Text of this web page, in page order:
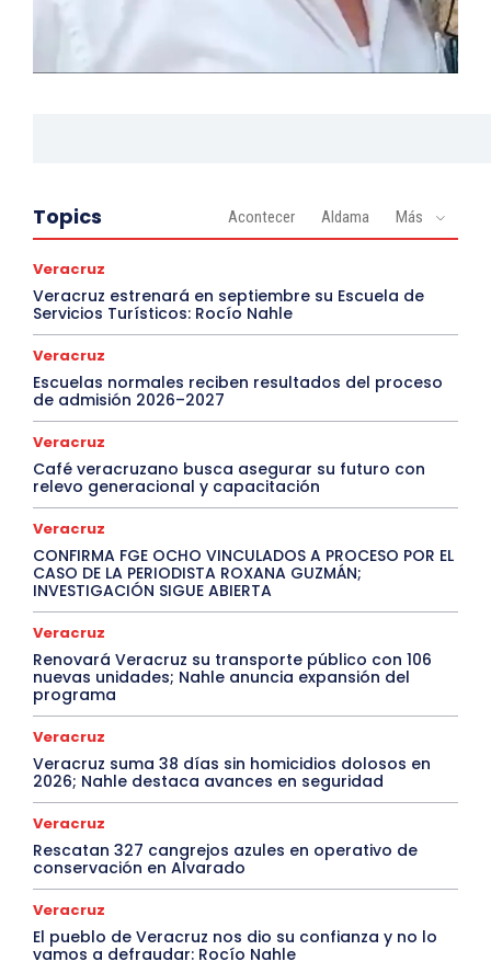
Topics Acontecer Aldama Más
Veracruz
Veracruz estrenará en septiembre su Escuela de
Servicios Turísticos: Rocío Nahle
Veracruz
Escuelas normales reciben resultados del proceso
de admisión 2026–2027
Veracruz
Café veracruzano busca asegurar su futuro con
relevo generacional y capacitación
Veracruz
CONFIRMA FGE OCHO VINCULADOS A PROCESO POR EL
CASO DE LA PERIODISTA ROXANA GUZMÁN;
INVESTIGACIÓN SIGUE ABIERTA
Veracruz
Renovará Veracruz su transporte público con 106
nuevas unidades; Nahle anuncia expansión del
programa
Veracruz
Veracruz suma 38 días sin homicidios dolosos en
2026; Nahle destaca avances en seguridad
Veracruz
Rescatan 327 cangrejos azules en operativo de
conservación en Alvarado
Veracruz
El pueblo de Veracruz nos dio su confianza y no lo
vamos a defraudar: Rocío Nahle